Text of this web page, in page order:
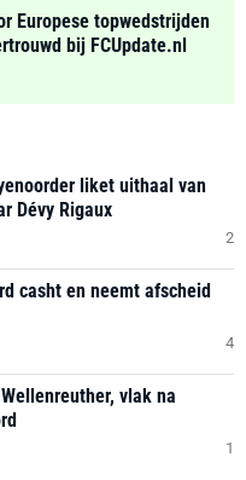
Europese topwedstrijden
bij FCUpdate.nl
liket uithaal van
Dévy Rigaux
2
casht en neemt afscheid
4
vlak na
1